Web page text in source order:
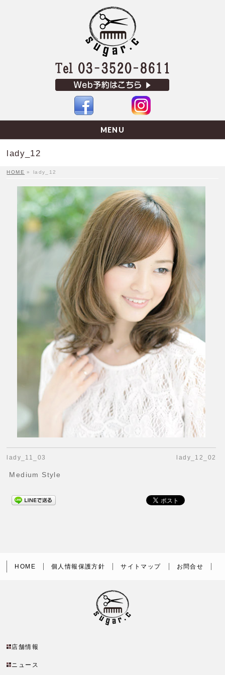
MENU
lady_12
HOME » lady_12
lady_11_03 lady_12_02
Medium Style
HOME 個人情報保護方針 サイトマップ お問合せ
店舗情報
ニュース